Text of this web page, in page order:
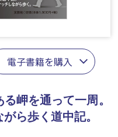
電子書籍を購入
岬を通って一周。
ら歩く道中記。